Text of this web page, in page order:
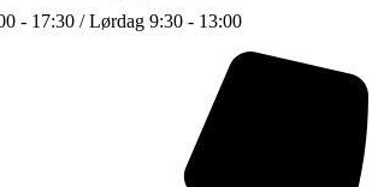
- 17:30 / Lørdag 9:30 - 13:00